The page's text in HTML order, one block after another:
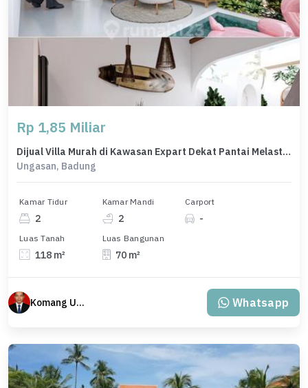
Rp 1,85 Miliar
Dijual Villa Murah di Kawasan Expart Dekat Pantai Melasti Ungasan
Ungasan, Badung
Kamar Tidur
2
Kamar Mandi
2
Carport
-
Luas Tanah
118 m²
Luas Bangunan
70 m²
Komang Udiana Whatsapp